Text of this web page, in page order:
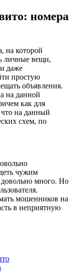
номера
на которой
личные вещи,
даже
простую
объявления.
на данной
как для
на данный
схем, по
чужим
много. Но
мошенников на
в неприятную